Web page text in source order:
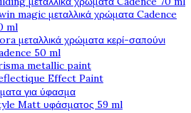
magic μεταλλικά χρώματα Cadence
ml
μεταλλικά χρώματα κερί-σαπούνι
50 ml
metallic paint
Effect Paint
για ύφασμα
Matt υφάσματος 59 ml